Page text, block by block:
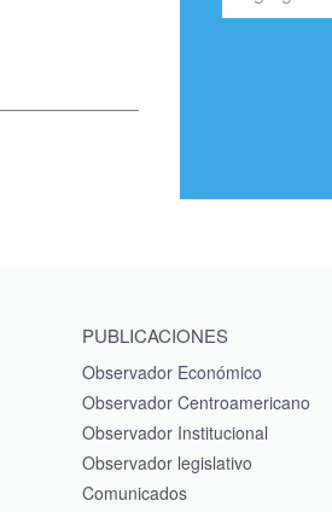
PUBLICACIONES
Observador Económico
Observador Centroamericano
Observador Institucional
Observador legislativo
Comunicados